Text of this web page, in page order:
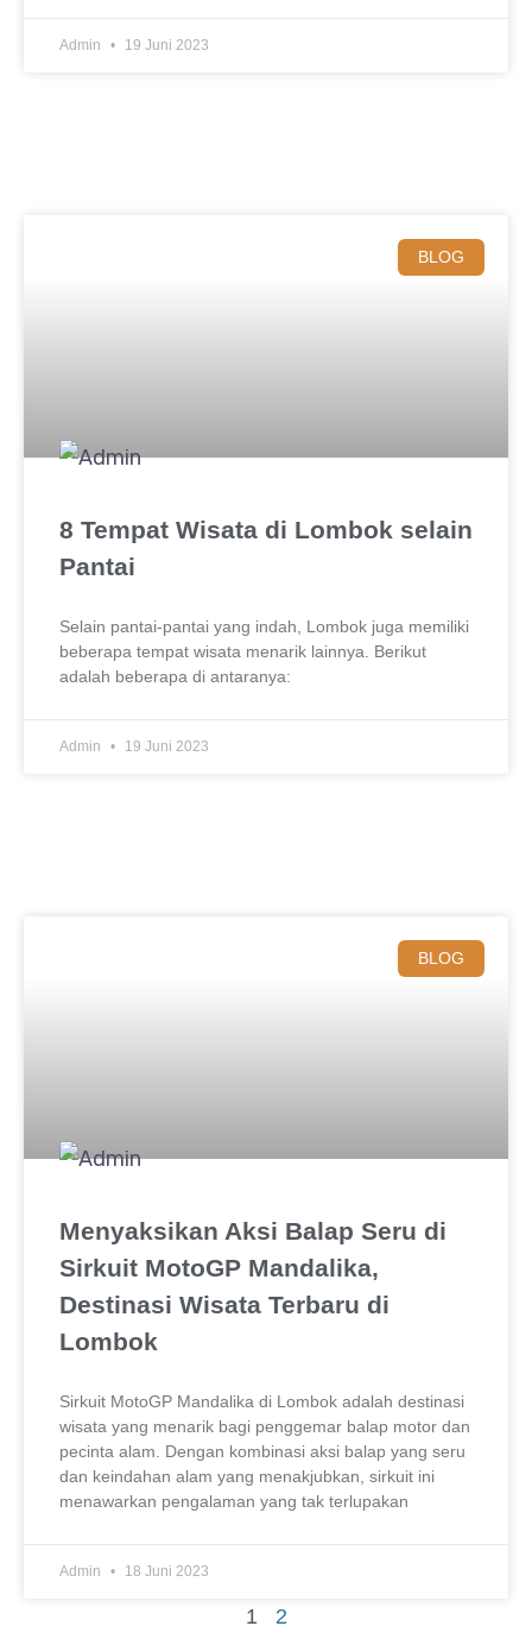
Admin 19 Juni 2023
BLOG
8 Tempat Wisata di Lombok selain
Pantai
Selain pantai-pantai yang indah, Lombok juga memiliki
beberapa tempat wisata menarik lainnya. Berikut
adalah beberapa di antaranya:
Admin 19 Juni 2023
BLOG
Menyaksikan Aksi Balap Seru di
Sirkuit MotoGP Mandalika,
Destinasi Wisata Terbaru di
Lombok
Sirkuit MotoGP Mandalika di Lombok adalah destinasi
wisata yang menarik bagi penggemar balap motor dan
pecinta alam. Dengan kombinasi aksi balap yang seru
dan keindahan alam yang menakjubkan, sirkuit ini
menawarkan pengalaman yang tak terlupakan
Admin 18 Juni 2023
1 2